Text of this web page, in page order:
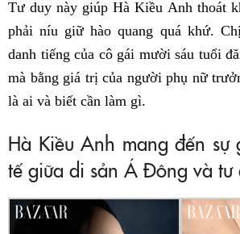
Tư duy này giúp Hà Kiều Anh thoát
phải níu giữ hào quang quá khứ.
danh tiếng của cô gái mười sáu tuổi
mà bằng giá trị của người phụ nữ
là ai và biết cần làm gì.
Hà Kiều Anh mang đến sự
tế giữa di sản Á Đông và tư